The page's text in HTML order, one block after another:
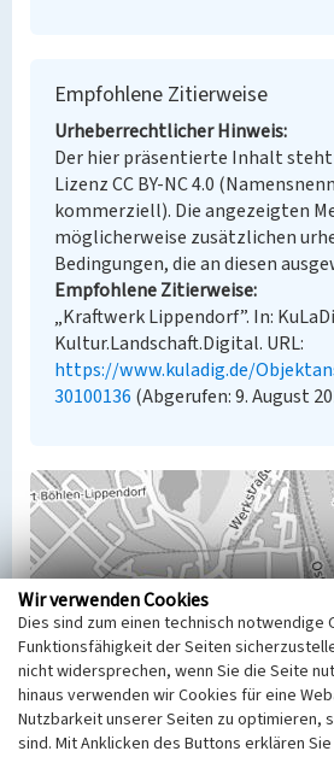
Empfohlene Zitierweise
Urheberrechtlicher Hinweis
Der hier präsentierte Inhalt
Lizenz CC BY-NC 4.0
kommerziell). Die angezeigten
möglicherweise zusätzlichen
Bedingungen, die an diesen
Empfohlene Zitierweise
„Kraftwerk Lippendorf”. In:
Kultur.Landschaft.Digital. URL:
https://www.kuladig.de/
30100136 (Abgerufen: 9. August
Wir verwenden Cookies
Dies sind zum einen technisch notwendige
Funktionsfähigkeit der Seiten
nicht widersprechen, wenn Sie die Seite
hinaus verwenden wir Cookies für eine
Nutzbarkeit unserer Seiten zu optimieren,
sind. Mit Anklicken des Buttons erklären